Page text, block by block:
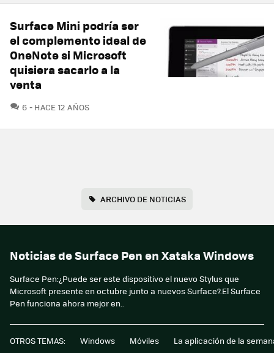
Surface Mini podría ser
el complemento ideal de
OneNote si Microsoft
quisiera sacarlo a la
venta
6 COMENTARIOS
HACE 12 AÑOS
ARCHIVO DE NOTICIAS
Noticias de Surface Pen en Xataka Windows
Surface Pen:¿Puede ser este dispositivo el nuevo Stylus que
Microsoft presente en octubre junto a nuevos Surface?.El Surface
Pen funciona ahora mejor en..
OTROS TEMAS: Windows Móviles La aplicación de la